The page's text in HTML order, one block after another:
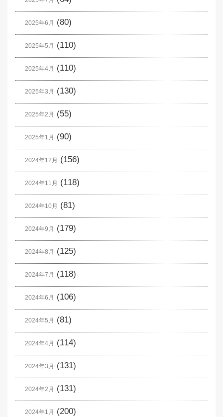
2025年6月 (80)
2025年5月 (110)
2025年4月 (110)
2025年3月 (130)
2025年2月 (55)
2025年1月 (90)
2024年12月 (156)
2024年11月 (118)
2024年10月 (81)
2024年9月 (179)
2024年8月 (125)
2024年7月 (118)
2024年6月 (106)
2024年5月 (81)
2024年4月 (114)
2024年3月 (131)
2024年2月 (131)
2024年1月 (200)